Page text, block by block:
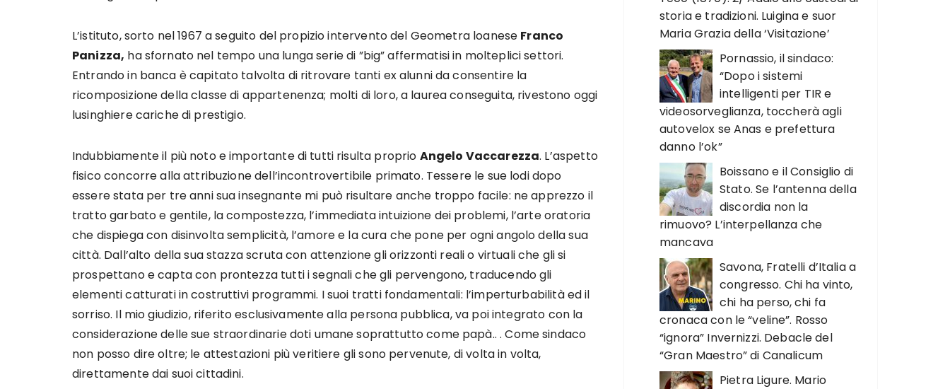
L’istituto, sorto nel 1967 a seguito del propizio intervento del Geometra loanese Franco
Panizza, ha sfornato nel tempo una lunga serie di ”big” affermatisi in molteplici settori.
Entrando in banca è capitato talvolta di ritrovare tanti ex alunni da consentire la
ricomposizione della classe di appartenenza; molti di loro, a laurea conseguita, rivestono oggi
lusinghiere cariche di prestigio.
Indubbiamente il più noto e importante di tutti risulta proprio Angelo Vaccarezza. L’aspetto
fisico concorre alla attribuzione dell’incontrovertibile primato. Tessere le sue lodi dopo
essere stata per tre anni sua insegnante mi può risultare anche troppo facile: ne apprezzo il
tratto garbato e gentile, la compostezza, l’immediata intuizione dei problemi, l’arte oratoria
che dispiega con disinvolta semplicità, l’amore e la cura che pone per ogni angolo della sua
città. Dall’alto della sua stazza scruta con attenzione gli orizzonti reali o virtuali che gli si
prospettano e capta con prontezza tutti i segnali che gli pervengono, traducendo gli
elementi catturati in costruttivi programmi. I suoi tratti fondamentali: l’imperturbabilità ed il
sorriso. Il mio giudizio, riferito esclusivamente alla persona pubblica, va poi integrato con la
considerazione delle sue straordinarie doti umane soprattutto come papà.. . Come sindaco
non posso dire oltre; le attestazioni più veritiere gli sono pervenute, di volta in volta,
direttamente dai suoi cittadini.
storia e tradizioni. Luigina e suor
Maria Grazia della ‘Visitazione’
Pornassio, il sindaco:
“Dopo i sistemi
intelligenti per TIR e
videosorveglianza, toccherà agli
autovelox se Anas e prefettura
danno l’ok”
Boissano e il Consiglio di
Stato. Se l’antenna della
discordia non la
rimuovo? L’interpellanza che
mancava
Savona, Fratelli d’Italia a
congresso. Chi ha vinto,
chi ha perso, chi fa
cronaca con le “veline”. Rosso
“ignora” Invernizzi. Debacle del
“Gran Maestro” di Canalicum
Pietra Ligure. Mario